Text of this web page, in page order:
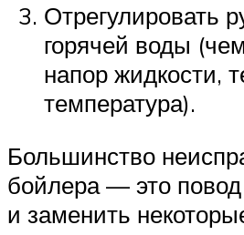
Отрегулировать
горячей воды
напор жидкости,
температура).
Большинство
бойлера — это повод
и заменить